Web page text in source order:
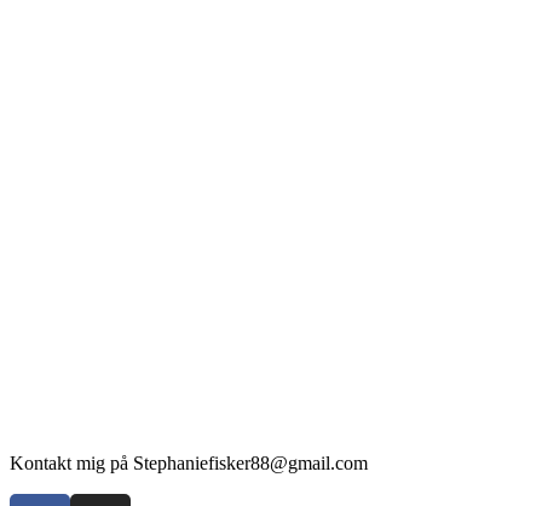
Kontakt mig på Stephaniefisker88@gmail.com